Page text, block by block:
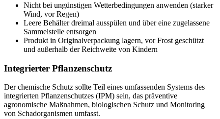
Nicht bei ungünstigen Wetterbedingungen anwenden (starker
Wind, vor Regen)
Leere Behälter dreimal ausspülen und über eine zugelassene
Sammelstelle entsorgen
Produkt in Originalverpackung lagern, vor Frost geschützt
und außerhalb der Reichweite von Kindern
Integrierter Pflanzenschutz
Der chemische Schutz sollte Teil eines umfassenden Systems des
integrierten Pflanzenschutzes (IPM) sein, das präventive
agronomische Maßnahmen, biologischen Schutz und Monitoring
von Schadorganismen umfasst.